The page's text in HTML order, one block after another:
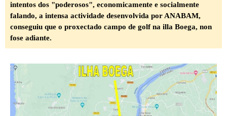
intentos dos "poderosos", economicamente e socialmente
falando, a intensa actividade desenvolvida por ANABAM,
conseguiu que o proxectado campo de golf na illa Boega, non
fose adiante.